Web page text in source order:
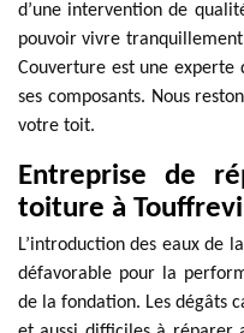
d’une intervention de
pouvoir vivre tranquillement
Couverture est une
ses composants. Nous
votre toit.
Entreprise de
toiture à
L’introduction des eaux de
défavorable pour la
de la fondation. Les dégâts